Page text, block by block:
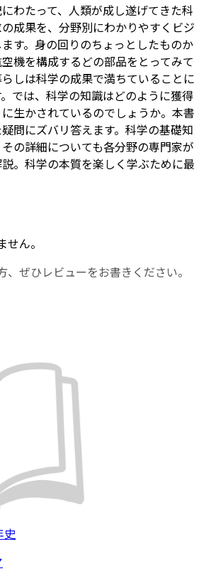
わたって、人類が成し遂げてきた科
成果を、分野別にわかりやすくビジ
す。身の回りのちょっとしたものか
機を構成するどの部品をとってみて
しは科学の成果で満ちていることに
では、科学の知識はどのように獲得
生かされているのでしょうか。本書
問にズバリ答えます。科学の基礎知
の詳細についても各分野の専門家が
。科学の本質を楽しく学ぶために最
ん。
、ぜひレビューをお書きください。
史